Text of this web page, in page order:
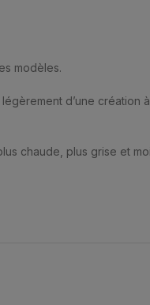
modèles.
d’une création
chaude, plus grise et